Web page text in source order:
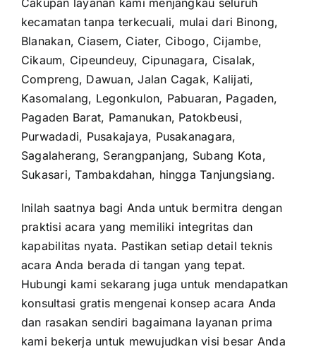
kecamatan tanpa terkecuali, mulai dari Binong,
Blanakan, Ciasem, Ciater, Cibogo, Cijambe,
Cikaum, Cipeundeuy, Cipunagara, Cisalak,
Compreng, Dawuan, Jalan Cagak, Kalijati,
Kasomalang, Legonkulon, Pabuaran, Pagaden,
Pagaden Barat, Pamanukan, Patokbeusi,
Purwadadi, Pusakajaya, Pusakanagara,
Sagalaherang, Serangpanjang, Subang Kota,
Sukasari, Tambakdahan, hingga Tanjungsiang.
Inilah saatnya bagi Anda untuk bermitra dengan
praktisi acara yang memiliki integritas dan
kapabilitas nyata. Pastikan setiap detail teknis
acara Anda berada di tangan yang tepat.
Hubungi kami sekarang juga untuk mendapatkan
konsultasi gratis mengenai konsep acara Anda
dan rasakan sendiri bagaimana layanan prima
kami bekerja untuk mewujudkan visi besar Anda